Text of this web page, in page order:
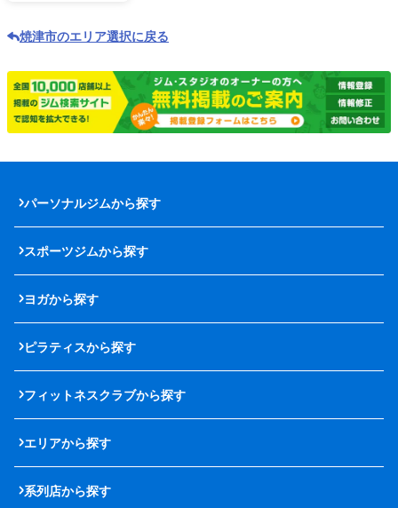
焼津市のエリア選択に戻る
パーソナルジムから探す
スポーツジムから探す
ヨガから探す
ピラティスから探す
フィットネスクラブから探す
エリアから探す
系列店から探す